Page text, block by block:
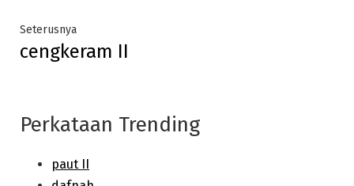
SeterusnyaNext
post:
cengkeram II
Perkataan Trending